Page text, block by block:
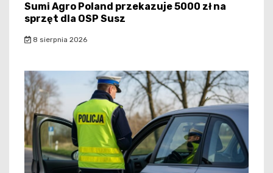
Sumi Agro Poland przekazuje 5000 zł na
sprzęt dla OSP Susz
8 sierpnia 2026